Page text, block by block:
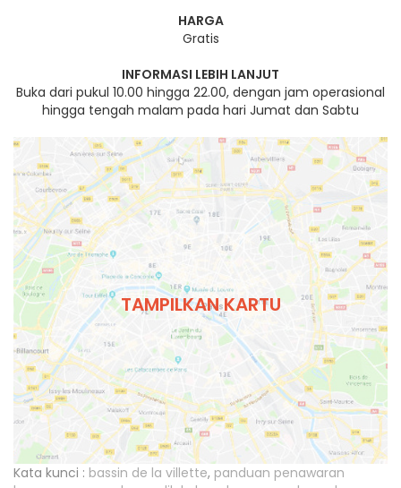
HARGA
Gratis
INFORMASI LEBIH LANJUT
Buka dari pukul 10.00 hingga 22.00, dengan jam operasional
hingga tengah malam pada hari Jumat dan Sabtu
TAMPILKAN KARTU
Kata kunci : bassin de la villette, panduan penawaran